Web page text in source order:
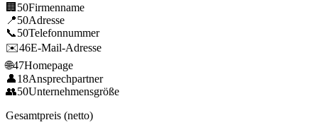
🏢 50Firmenname
📍50Adresse
📞50Telefonnummer
✉️46E-Mail-Adresse
🌐47Homepage
👤18Ansprechpartner
👥50Unternehmensgröße
Gesamtpreis (netto)